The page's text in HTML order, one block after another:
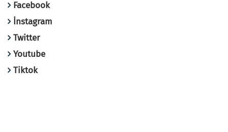
Facebook
İnstagram
Twitter
Youtube
Tiktok